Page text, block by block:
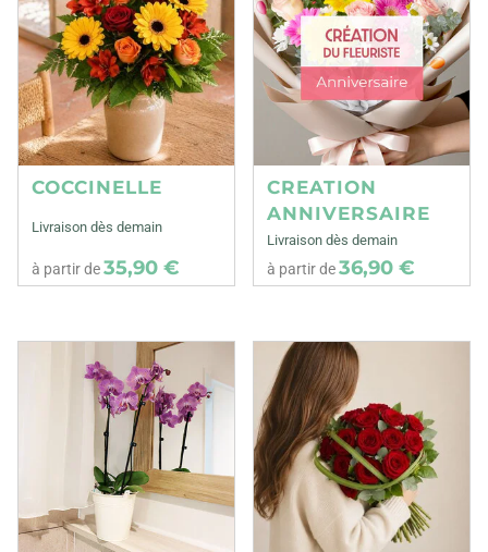
COCCINELLE
Livraison dès demain
à partir de35,90 €
CREATION
ANNIVERSAIRE
Livraison dès demain
à partir de36,90 €